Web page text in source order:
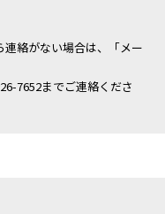
絡がない場合は、「メー
7652までご連絡くださ